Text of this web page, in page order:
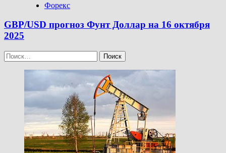
Форекс
GBP/USD прогноз Фунт Доллар на 16 октября
2025
Найти: